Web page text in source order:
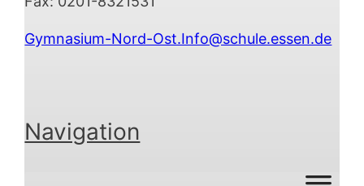
Gymnasium-Nord-Ost.Info@schule.essen.de
Navigation